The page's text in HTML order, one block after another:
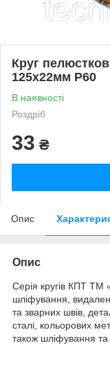
Круг
125x22мм Р60
В наявності
Роздріб
33 ₴
Опис
Опис
Серія кругів КПТ ТМ
шліфування,
та зварних швів,
сталі, кольорових
також шліфування та